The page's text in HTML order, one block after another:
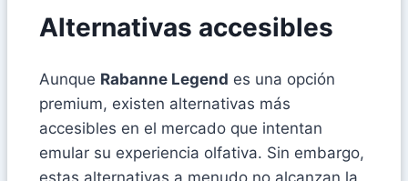
Alternativas accesibles
Aunque Rabanne Legend es una opción
premium, existen alternativas más
accesibles en el mercado que intentan
emular su experiencia olfativa. Sin embargo,